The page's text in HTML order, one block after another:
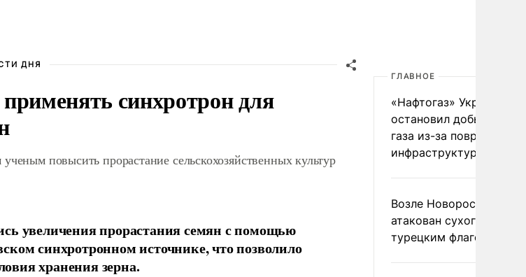
ДНЯ
синхротрон для
повысить прорастание сельскохозяйственных культур
увеличения прорастания семян с помощью
синхротронном источнике, что позволило
хранения зерна.
ГЛАВНОЕ
«Нафтогаз» Украины
остановил добычу
газа из-за повреждения
инфраструктуры
Возле Новороссийска
атакован сухогруз под
турецким флагом